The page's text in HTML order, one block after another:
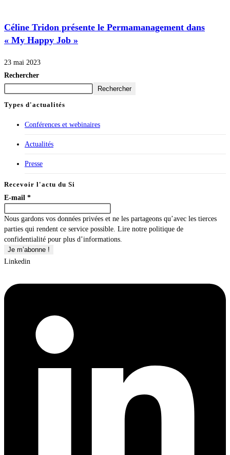
Céline Tridon présente le Permamanagement dans
« My Happy Job »
23 mai 2023
Rechercher
Rechercher
Types d'actualités
Conférences et webinaires
Actualités
Presse
Recevoir l'actu du Si
E-mail *
Nous gardons vos données privées et ne les partageons qu’avec les tierces
parties qui rendent ce service possible. Lire notre politique de
confidentialité pour plus d’informations.
Linkedin